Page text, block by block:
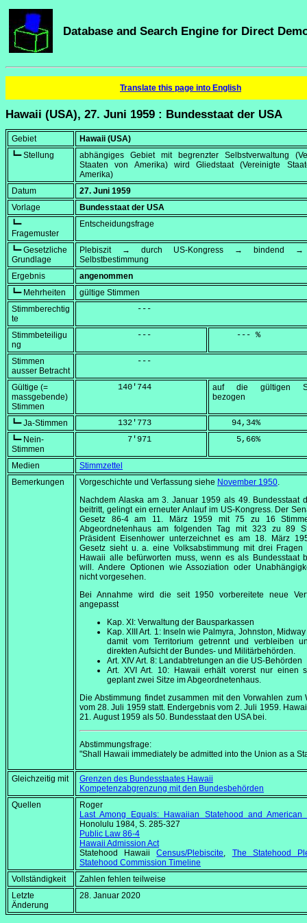
Database and Search Engine for Direct
Translate this page into English
Hawaii (USA), 27. Juni 1959 : Bundesstaat der USA
Gebiet
Hawaii (USA)
┗━ Stellung
abhängiges Gebiet mit begrenzter Selbstverwaltung
Staaten von Amerika) wird Gliedstaat (Vereinigte
Amerika)
Datum
27. Juni 1959
Vorlage
Bundesstaat der USA
┗━
Fragemuster
Entscheidungsfrage
┗━ Gesetzliche
Grundlage
Plebiszit → durch US-Kongress → bindend →
Selbstbestimmung
Ergebnis
angenommen
┗━ Mehrheiten
gültige Stimmen
Stimmberechtig
te
            ---
Stimmbeteiligu
ng
            ---
     --- %
Stimmen
ausser Betracht
            ---
Gültige (=
massgebende)
Stimmen
        140'744
auf die gültigen
bezogen
┗━ Ja-Stimmen
        132'773
    94,34
%
┗━ Nein-
Stimmen
          7'971
     5,66
%
Medien
Stimmzettel
Bemerkungen
Vorgeschichte und Verfassung siehe November 1950.
Nachdem Alaska am3. Januar 1959 als 49. Bundesstaat
beitritt, gelingt ein erneuter Anlauf im US-Kongress. Der
Gesetz 86-4 am 11. März 1959 mit 75 zu 16
Abgeordnetenhaus am folgenden Tag mit 323 zu 89
Präsident Eisenhower unterzeichnet es am 18. März
Gesetz sieht u. a. eine Volksabstimmung mit drei Fragen
Hawaii alle befürworten muss, wenn es als Bundesstaat
will. Andere Optionen wie Assoziation oder
nicht vorgesehen.
Bei Annahme wird die seit 1950 vorbereitete neue
angepasst
Kap. XI: Verwaltung der Bausparkassen
Kap. XIII Art. 1: Inseln wie Palmyra, Johnston,
damit vom Territorium getrennt und verbleiben
direkten Aufsicht der Bundes- und Militärbehörden.
Art. XIV Art. 8: Landabtretungen an die US-Behörden
Art. XVI Art. 10: Hawaii erhält vorerst nur einen
geplant zwei Sitze im Abgeordnetenhaus.
Die Abstimmung findet zusammen mit den Vorwahlen zum
vom28. Juli 1959statt. Endergebnis vom2. Juli 1959.
21. August 1959 als 50. Bundesstaat den USA bei.
Abstimmungsfrage:
"Shall Hawaii immediately be admitted into the Union as a
Gleichzeitig mit
Grenzen des Bundesstaates Hawaii
Kompetenzabgrenzung mit den Bundesbehörden
Quellen
Roger
Last Among Equals: Hawaiian Statehood and American
Honolulu 1984, S. 285-327
Public Law 86-4
Hawaii Admission Act
Statehood Hawaii
Census/Plebiscite, The Statehood
Statehood Commission Timeline
Vollständigkeit
Zahlen fehlen teilweise
Letzte
Änderung
28. Januar 2020